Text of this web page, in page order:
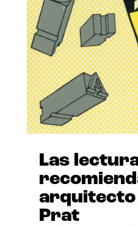
Las
arquitecto
Prat